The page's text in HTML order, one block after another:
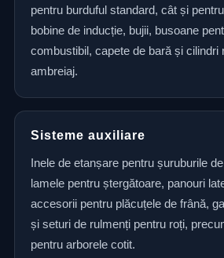
pentru burduful standard, cât și
bobine de inducție, bujii, busoane
combustibil, capete de bară și cilindri
ambreiaj.
Sisteme auxiliare
Inele de etanșare pentru șuruburile
lamele pentru ștergătoare, panouri
accesorii pentru plăcuțele de frână,
și seturi de rulmenți pentru roți,
pentru arborele cotit.